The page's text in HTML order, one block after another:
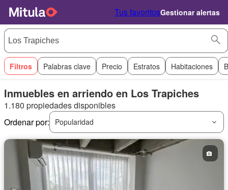
Tus favoritosGestionar alertas
Filtros Palabras clave Precio Estratos Habitaciones
Inmuebles en arriendo en Los Trapiches
1.180 propiedades disponibles
Ordenar por:
Popularidad